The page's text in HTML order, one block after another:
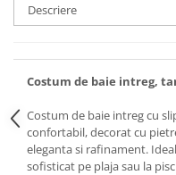
Descriere
Costum de baie intreg,
Costum de baie intreg cu
confortabil, decorat cu
eleganta si rafinament.
sofisticat pe plaja sau la